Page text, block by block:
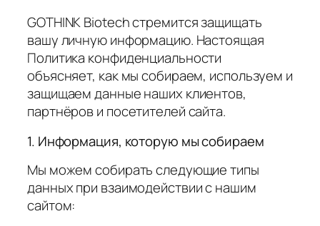
GOTHINK Biotech стремится защищать
вашу личную информацию. Настоящая
Политика конфиденциальности
объясняет, как мы собираем, используем и
защищаем данные наших клиентов,
партнёров и посетителей сайта.
1. Информация, которую мы собираем
Мы можем собирать следующие типы
данных при взаимодействии с нашим
сайтом: